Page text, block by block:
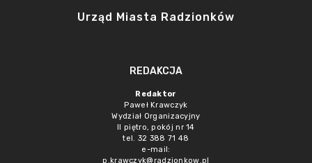
Urząd Miasta Radzionków
REDAKCJA
Redaktor
Paweł Krawczyk
Wydział Organizacyjny
II piętro, pokój nr 14
tel. 32 388 71 48
e-mail:
p.krawczyk@radzionkow.pl